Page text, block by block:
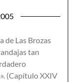
de Las Brozas
tan
(Capítulo XXIV